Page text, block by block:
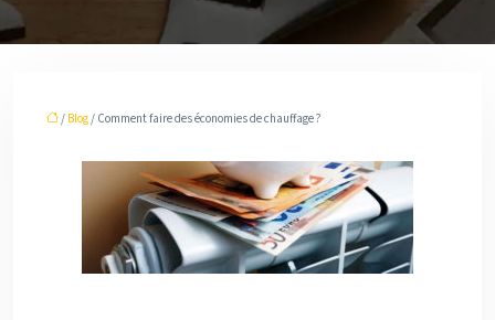
/ Blog/ Comment faire des économies de chauffage ?